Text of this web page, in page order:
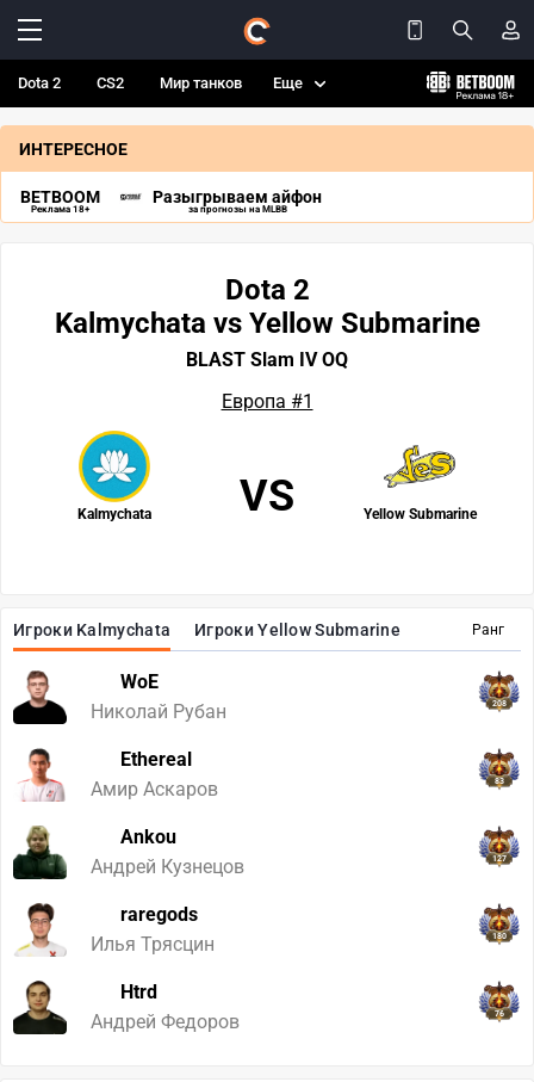
Dota 2 CS2 Мир танков Еще
ИНТЕРЕСНОЕ
BETBOOM
Реклама 18+
Разыгрываем айфон
за прогнозы на MLBB
Ранг
Игроки Kalmychata Игроки Yellow Submarine
WoE
Николай Рубан
208
Ethereal
Амир Аскаров
83
Ankou
Андрей Кузнецов
127
raregods
Илья Трясцин
180
Htrd
Андрей Федоров
76
Dota 2
Kalmychata vs Yellow Submarine
BLAST Slam IV OQ
Европа #1
Kalmychata Yellow Submarine
VS